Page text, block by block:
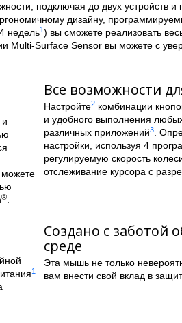
подключая до двух устройств
дизайну,
недель1) вы сможете реализовать
Multi-Surface Sensor вы можете с
можете
®.
Все возможности
Настройте2 комбинации
и удобного выполнения
различных приложений3.
настройки, используя 4
регулируемую скорость
отслеживание курсора с
1
Создано с заботой
среде
Эта мышь не только
вам внести свой вклад в